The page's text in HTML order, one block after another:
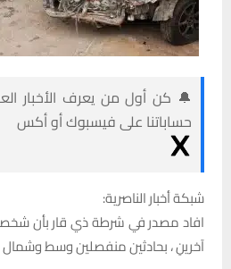
🔔 كن أول من يعرف الأخبار
حساباتنا على فيسبوك أو أكس
شبكة أخبار الناصرية:
افاد مصدر في شرطة ذي قار بأن
آخرينِ ، بحادثين منفصلين وسط وشمال